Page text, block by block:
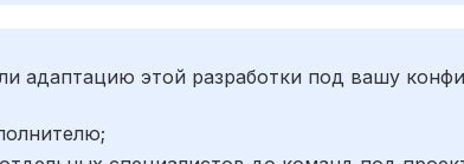
адаптацию этой разработки под вашу